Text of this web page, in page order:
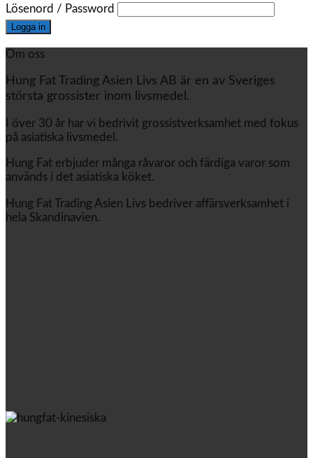
Lösenord / Password
Om oss
Hung Fat Trading Asien Livs AB är en av Sveriges
största grossister inom livsmedel.
I över 30 år har vi bedrivit grossistverksamhet med fokus
på asiatiska livsmedel.
Hung Fat erbjuder många råvaror och färdiga varor som
används i det asiatiska köket.
Hung Fat Trading Asien Livs bedriver affärsverksamhet i
hela Skandinavien.